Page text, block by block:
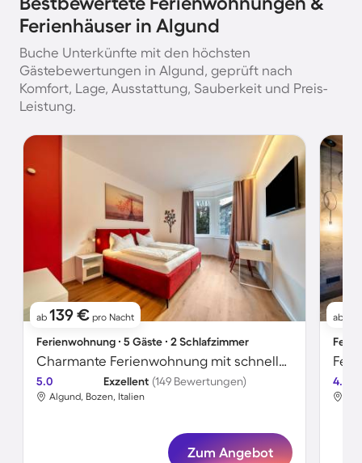
Ferienhäuser in Algund
Buche Unterkünfte mit den höchsten
Gästebewertungen in Algund, geprüft nach
Komfort, Lage, Ausstattung, Sauberkeit und Preis-
Leistung.
ab 139 € pro Nacht
Ferienwohnung ∙ 5 Gäste ∙ 2 Schlafzimmer
Charmante Ferienwohnung mit schnellem Internet | Bergblick | Ideal für Homeoffice
5.0 Exzellent (149 Bewertungen)
Algund, Bozen, Italien
Zum Angebot
ab
4.8